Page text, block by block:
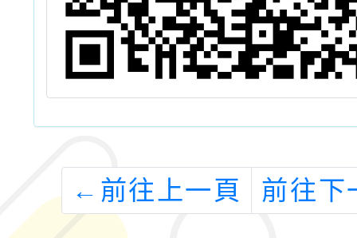
← 前往上一頁 前往下